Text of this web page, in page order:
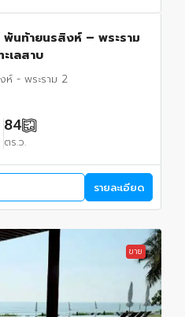
พันท้ายนรสิงห์ – พระราม
เลสาบ
ห์ - พระราม 2
84
ตร.ว.
รายละเอียด
ขาย